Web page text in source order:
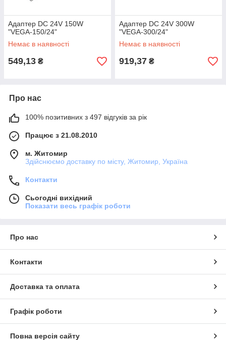
Адаптер DC 24V 150W
"VEGA-150/24"
Немає в наявності
549,13 ₴
Адаптер DC 24V 300W
"VEGA-300/24"
Немає в наявності
919,37 ₴
Про нас
100% позитивних з 497 відгуків за рік
Працює з 21.08.2010
м. Житомир
Здійснюємо доставку по місту, Житомир, Україна
Контакти
Сьогодні вихідний
Показати весь графік роботи
Про нас
Контакти
Доставка та оплата
Графік роботи
Повна версія сайту